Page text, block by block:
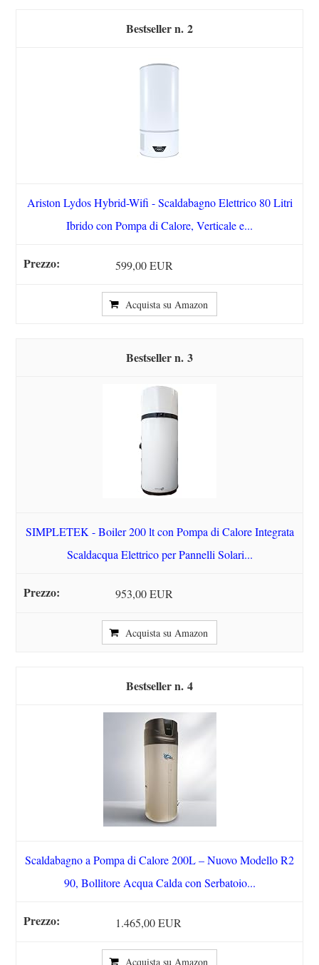
2
Ariston Lydos Hybrid-Wifi - Scaldabagno Elettrico 80 Litri
Ibrido con Pompa di Calore, Verticale e...
599,00 EUR
Acquista su Amazon
3
SIMPLETEK - Boiler 200 lt con Pompa di Calore Integrata
Scaldacqua Elettrico per Pannelli Solari...
953,00 EUR
Acquista su Amazon
4
Scaldabagno a Pompa di Calore 200L – Nuovo Modello R2
90, Bollitore Acqua Calda con Serbatoio...
1.465,00 EUR
Acquista su Amazon